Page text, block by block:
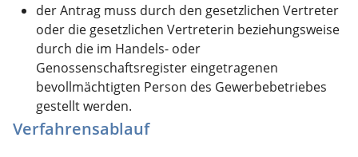
der Antrag muss durch den gesetzlichen Vertreter
oder die gesetzlichen Vertreterin beziehungsweise
durch die im Handels- oder
Genossenschaftsregister eingetragenen
bevollmächtigten Person des Gewerbebetriebes
gestellt werden.
Verfahrensablauf